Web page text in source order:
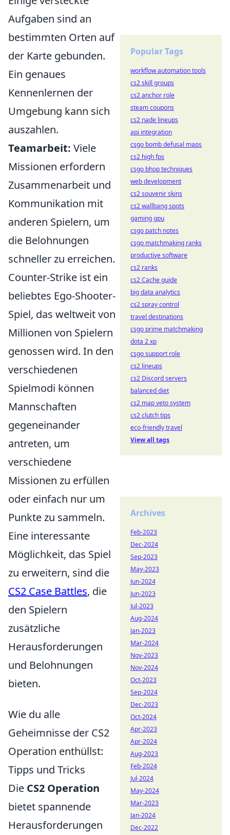
Aufgaben sind an
bestimmten Orten auf
der Karte gebunden.
Ein genaues
Kennenlernen der
Umgebung kann sich
auszahlen.
Teamarbeit: Viele
Missionen erfordern
Zusammenarbeit und
Kommunikation mit
anderen Spielern, um
die Belohnungen
schneller zu erreichen.
Counter-Strike ist ein
beliebtes Ego-Shooter-
Spiel, das weltweit von
Millionen von Spielern
genossen wird. In den
verschiedenen
Spielmodi können
Mannschaften
gegeneinander
antreten, um
verschiedene
Missionen zu erfüllen
oder einfach nur um
Punkte zu sammeln.
Eine interessante
Möglichkeit, das Spiel
zu erweitern, sind die
CS2 Case Battles, die
den Spielern
zusätzliche
Herausforderungen
und Belohnungen
bieten.
Wie du alle
Geheimnisse der CS2
Operation enthüllst:
Tipps und Tricks
Die CS2 Operation
bietet spannende
Herausforderungen
Popular Tags
workflow automation tools
cs2 skill groups
cs2 anchor role
steam coupons
cs2 nade lineups
api integration
csgo bomb defusal maps
cs2 high fps
csgo bhop techniques
web development
cs2 souvenir skins
cs2 wallbang spots
gaming gpu
csgo patch notes
csgo matchmaking ranks
productive software
cs2 ranks
cs2 Cache guide
big data analytics
cs2 spray control
travel destinations
csgo prime matchmaking
dota 2 xp
csgo support role
cs2 lineups
cs2 Discord servers
balanced diet
cs2 map veto system
cs2 clutch tips
eco-friendly travel
View all tags
Archives
Feb-2023
Dec-2024
Sep-2023
May-2023
Jun-2024
Jun-2023
Jul-2023
Aug-2024
Jan-2023
Mar-2024
Nov-2023
Nov-2024
Oct-2023
Sep-2024
Dec-2023
Oct-2024
Apr-2023
Apr-2024
Aug-2023
Feb-2024
Jul-2024
May-2024
Mar-2023
Jan-2024
Dec-2022